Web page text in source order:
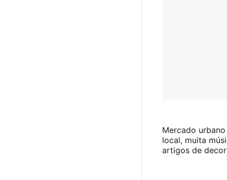
Mercado
local, muita
artigos de